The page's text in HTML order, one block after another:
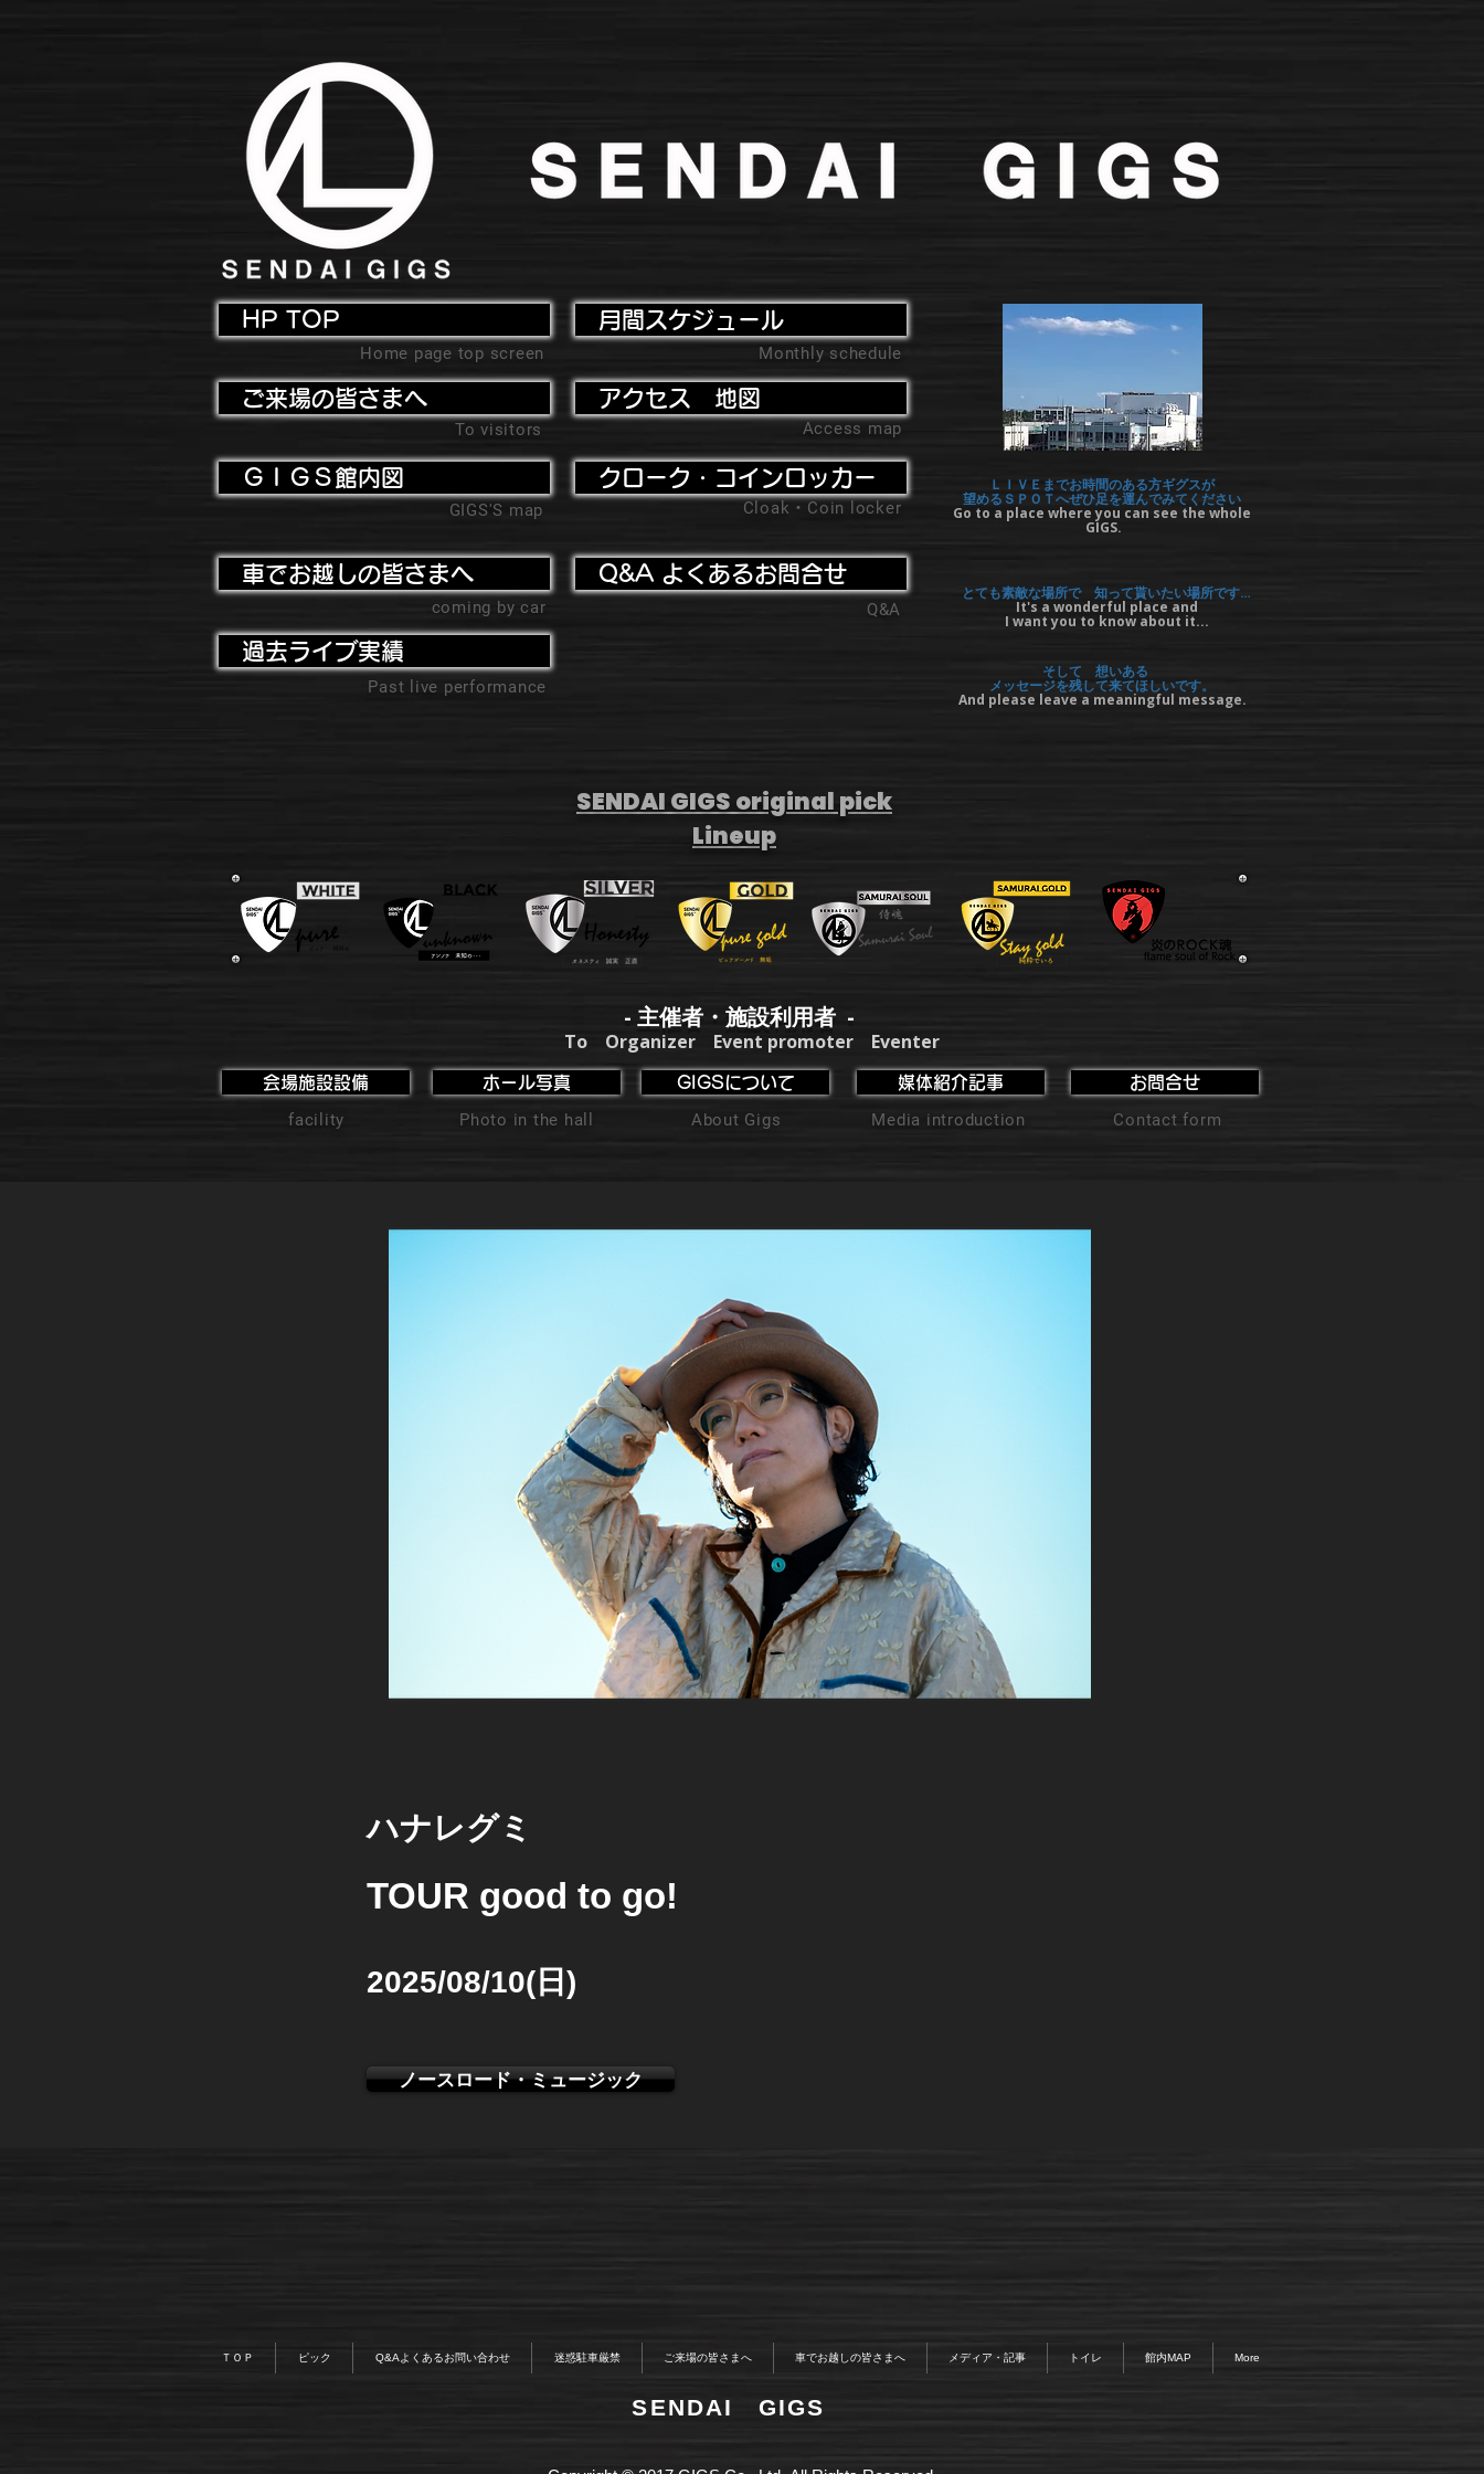
HP TOP
Home page top screen
ご来場の皆さまへ
To visitors
ＧＩＧＳ館内図
GIGS'S map
月間スケジュール
Monthly schedule
アクセス 地図
Access map
クローク・コインロッカー
Cloak・Coin locker
車でお越しの皆さまへ
coming by car
過去ライブ実績
Past live performance
Q&A よくあるお問合せ
Q&A
ＬＩＶＥまでお時間のある方ギグスが
望めるＳＰＯＴへぜひ足を運んでみてください
Go to a place where you can see the whole
GIGS.
とても素敵な場所で 知って貰いたい場所です…
It's a wonderful place and
I want you to know about it...
そして 想いある
メッセージを残して来てほしいです。
And please leave a meaningful message.
SENDAI GIGS original pick
Lineup
- 主催者・施設利用者 -
To Organizer Event promoter Eventer
会場施設設備
facility
ホール写真
Photo in the hall
GIGSについて
About Gigs
媒体紹介記事
Media introduction
お問合せ
Contact form
ハナレグミ
TOUR good to go!
2025/08/10(日)
ノースロード・ミュージック
ＴＯＰ ピック Q&Aよくあるお問い合わせ 迷惑駐車厳禁 ご来場の皆さまへ 車でお越しの皆さまへ メディア・記事 トイレ 館内MAP More
​SENDAI GIGS